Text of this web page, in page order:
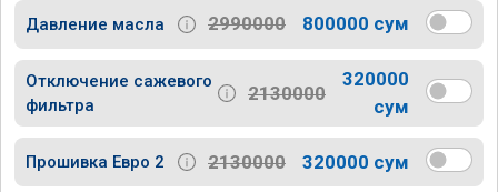
Давление масла 2990000 800000 сум
Отключение сажевого
фильтра
2130000
320000
сум
Прошивка Евро 2 2130000 320000 сум